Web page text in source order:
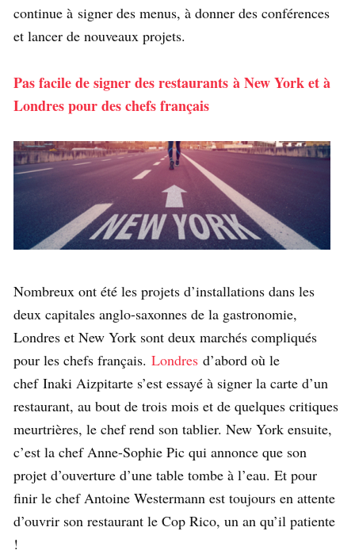
continue à signer des menus, à donner des conférences
et lancer de nouveaux projets.
Pas facile de signer des restaurants à New York et à
Londres pour des chefs français
Nombreux ont été les projets d’installations dans les
deux capitales anglo-saxonnes de la gastronomie,
Londres et New York sont deux marchés compliqués
pour les chefs français. Londres d’abord où le
chef Inaki Aizpitarte s’est essayé à signer la carte d’un
restaurant, au bout de trois mois et de quelques critiques
meurtrières, le chef rend son tablier. New York ensuite,
c’est la chef Anne-Sophie Pic qui annonce que son
projet d’ouverture d’une table tombe à l’eau. Et pour
finir le chef Antoine Westermann est toujours en attente
d’ouvrir son restaurant le Cop Rico, un an qu’il patiente
!